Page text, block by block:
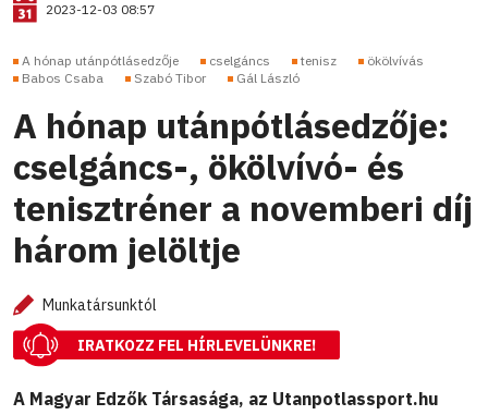
2023-12-03 08:57
A hónap utánpótlásedzője cselgáncs tenisz
ökölvívás
Babos Csaba
Szabó Tibor Gál László
A hónap utánpótlásedzője:
cselgáncs-, ökölvívó- és
tenisztréner a novemberi díj
három jelöltje
Munkatársunktól
IRATKOZZ FEL HÍRLEVELÜNKRE!
A Magyar Edzők Társasága, az Utanpotlassport.hu